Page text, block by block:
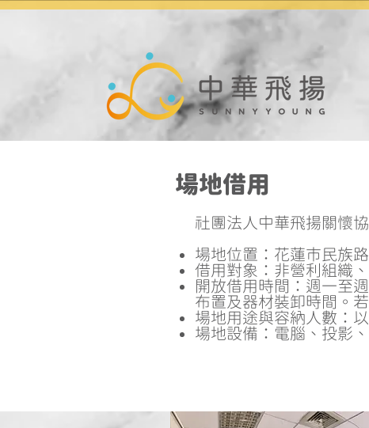
​場地借用
社團法人中華飛揚關懷
場地位置：花蓮市民族
借用對象：非營利組織
開放借用時間：週一至
布置及器材裝卸時間。
場地用途與容納人數：
場地設備：電腦、投影